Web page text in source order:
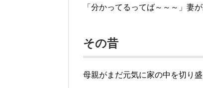
「分かってるってば～～～」妻
その昔
母親がまだ元気に家の中を切り